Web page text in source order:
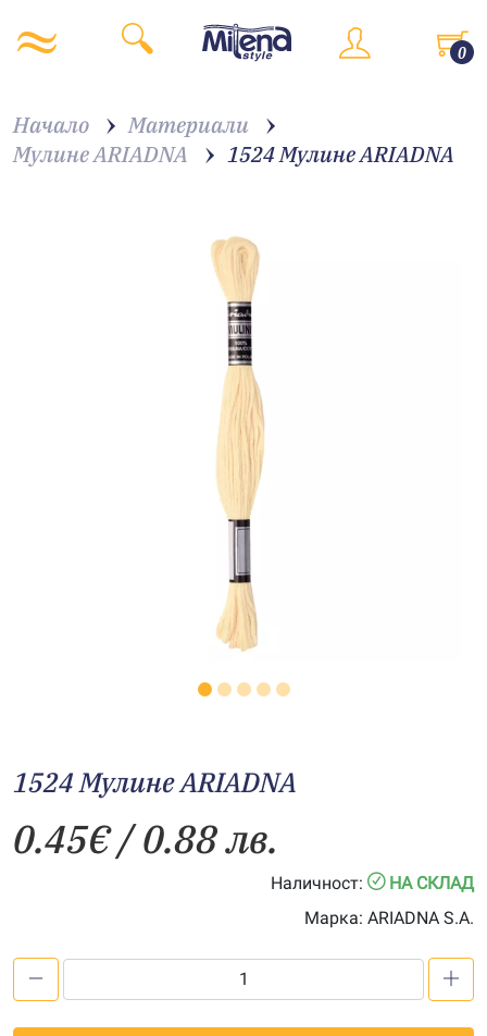
0
Начало
Материали
Мулине ARIADNA
1524 Мулине АRIADNA
1524 Мулине АRIADNA
0.45€/ 0.88 лв.
Наличност:
НА СКЛАД
Марка: ARIADNA S.A.